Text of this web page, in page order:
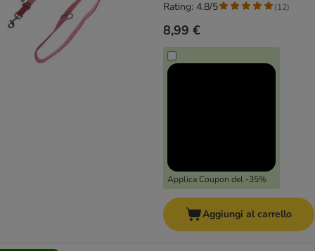
8,99 €
Applica Coupon del -35%
Rating: 4.8/5 (12)
Aggiungi al carrello